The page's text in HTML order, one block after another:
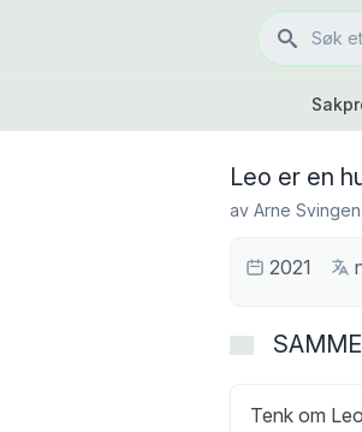
Leo er en
av Arne Svingen
2021
Tenk om